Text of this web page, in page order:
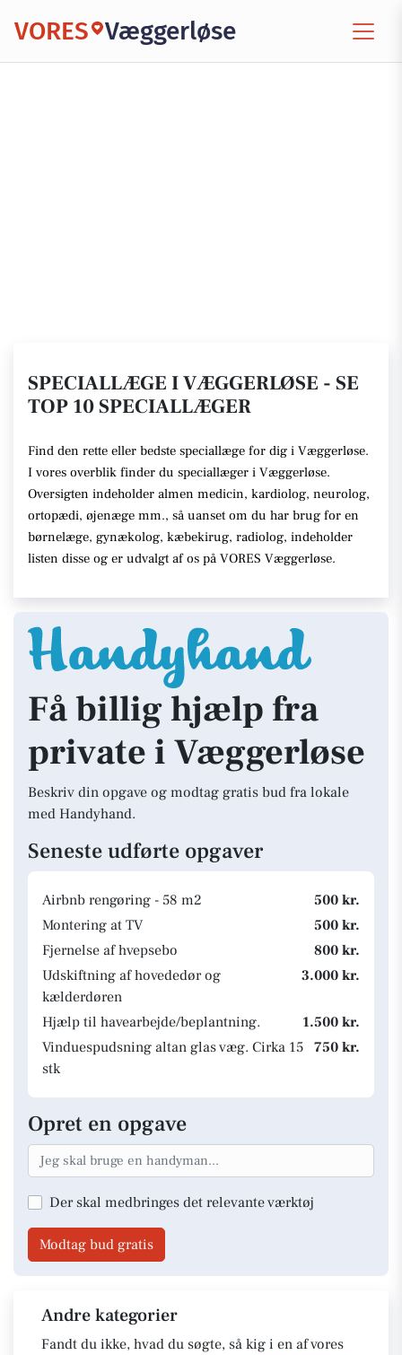
VORES Væggerløse
SPECIALLÆGE I VÆGGERLØSE - SE
TOP 10 SPECIALLÆGER
Find den rette eller bedste speciallæge for dig i Væggerløse.
I vores overblik finder du speciallæger i Væggerløse.
Oversigten indeholder almen medicin, kardiolog, neurolog,
ortopædi, øjenæge mm., så uanset om du har brug for en
børnelæge, gynækolog, kæbekirug, radiolog, indeholder
listen disse og er udvalgt af os på VORES Væggerløse.
Få billig hjælp fra
private i Væggerløse
Beskriv din opgave og modtag gratis bud fra lokale
med Handyhand.
Seneste udførte opgaver
Airbnb rengøring - 58 m2
500 kr.
Montering at TV
500 kr.
Fjernelse af hvepsebo
800 kr.
Udskiftning af hovededør og
kælderdøren
3.000 kr.
Hjælp til havearbejde/beplantning.
1.500 kr.
Vinduespudsning altan glas væg. Cirka 15
stk
750 kr.
Opret en opgave
Der skal medbringes det relevante værktøj
Modtag bud gratis
Andre kategorier
Fandt du ikke, hvad du søgte, så kig i en af vores